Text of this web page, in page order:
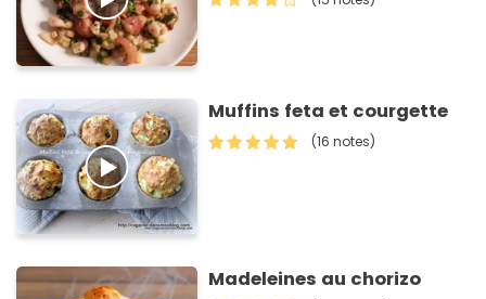
Muffins feta et courgette
(16 notes)
Madeleines au chorizo